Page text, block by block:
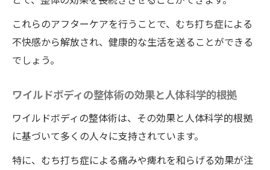
これらのアフターケアを行うことで、むち打ち症による
不快感から解放され、健康的な生活を送ることができる
でしょう。
ワイルドボディの整体術の効果と人体科学的根拠
ワイルドボディの整体術は、その効果と人体科学的根拠
に基づいて多くの人々に支持されています。
特に、むち打ち症による痛みや痺れを和らげる効果が注